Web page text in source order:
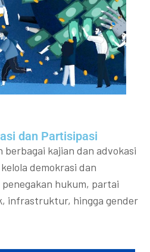
dan Partisipasi​
berbagai kajian dan advokasi
demokrasi dan
hukum, partai
infrastruktur, hingga gender